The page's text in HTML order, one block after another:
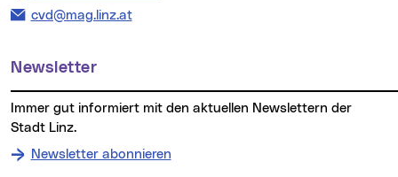
E-Mail Adresse:
cvd@mag.linz.at
Newsletter
Stadt Linz.
Newsletter abonnieren